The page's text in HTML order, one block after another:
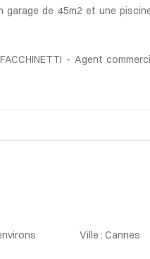
garage de 45m2 et une
- Agent
Ville : Cannes